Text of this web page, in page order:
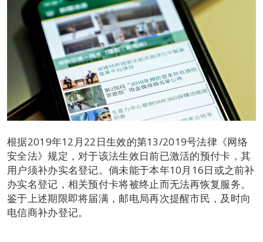
根据2019年12月22日生效的第13/2019号法律《网络
安全法》规定，对于该法生效日前已激活的预付卡，其
用户须补办实名登记。倘未能于本年10月16日或之前补
办实名登记，相关预付卡将被终止而无法再恢复服务。
鉴于上述期限即将届满，邮电局再次提醒市民，及时向
电信商补办登记。